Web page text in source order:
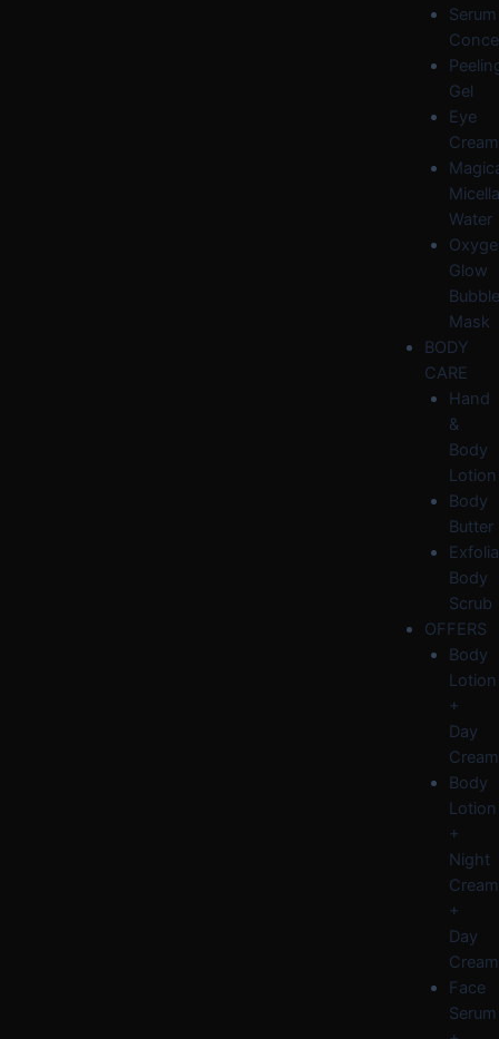
Serum
Gel
Eye
Cream
Water
Glow
Bubble
Mask
BODY
CARE
Hand
&
Body
Lotion
Body
Butter
Body
Scrub
OFFERS
Body
Lotion
+
Day
Cream
Body
Lotion
+
Night
Cream
+
Day
Cream
Face
Serum